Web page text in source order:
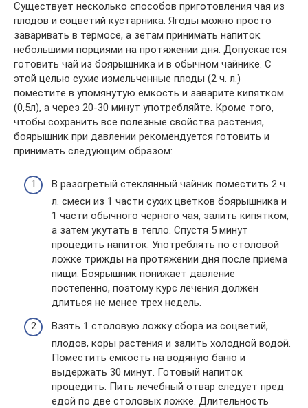
Существует несколько способов приготовления чая из
плодов и соцветий кустарника. Ягоды можно просто
заваривать в термосе, а зетам принимать напиток
небольшими порциями на протяжении дня. Допускается
готовить чай из боярышника и в обычном чайнике. С
этой целью сухие измельченные плоды (2 ч. л.)
поместите в упомянутую емкость и заварите кипятком
(0,5л), а через 20-30 минут употребляйте. Кроме того,
чтобы сохранить все полезные свойства растения,
боярышник при давлении рекомендуется готовить и
принимать следующим образом:
В разогретый стеклянный чайник поместить 2 ч.
л. смеси из 1 части сухих цветков боярышника и
1 части обычного черного чая, залить кипятком,
а затем укутать в тепло. Спустя 5 минут
процедить напиток. Употреблять по столовой
ложке трижды на протяжении дня после приема
пищи. Боярышник понижает давление
постепенно, поэтому курс лечения должен
длиться не менее трех недель.
Взять 1 столовую ложку сбора из соцветий,
плодов, коры растения и залить холодной водой.
Поместить емкость на водяную баню и
выдержать 30 минут. Готовый напиток
процедить. Пить лечебный отвар следует пред
едой по две столовых ложке. Длительность